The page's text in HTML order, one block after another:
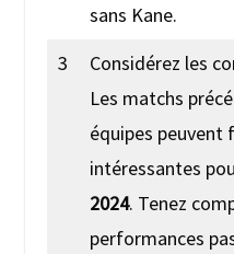
sans Kane.
3
Considérez les
Les matchs
équipes peuvent
intéressantes
2024. Tenez
performances